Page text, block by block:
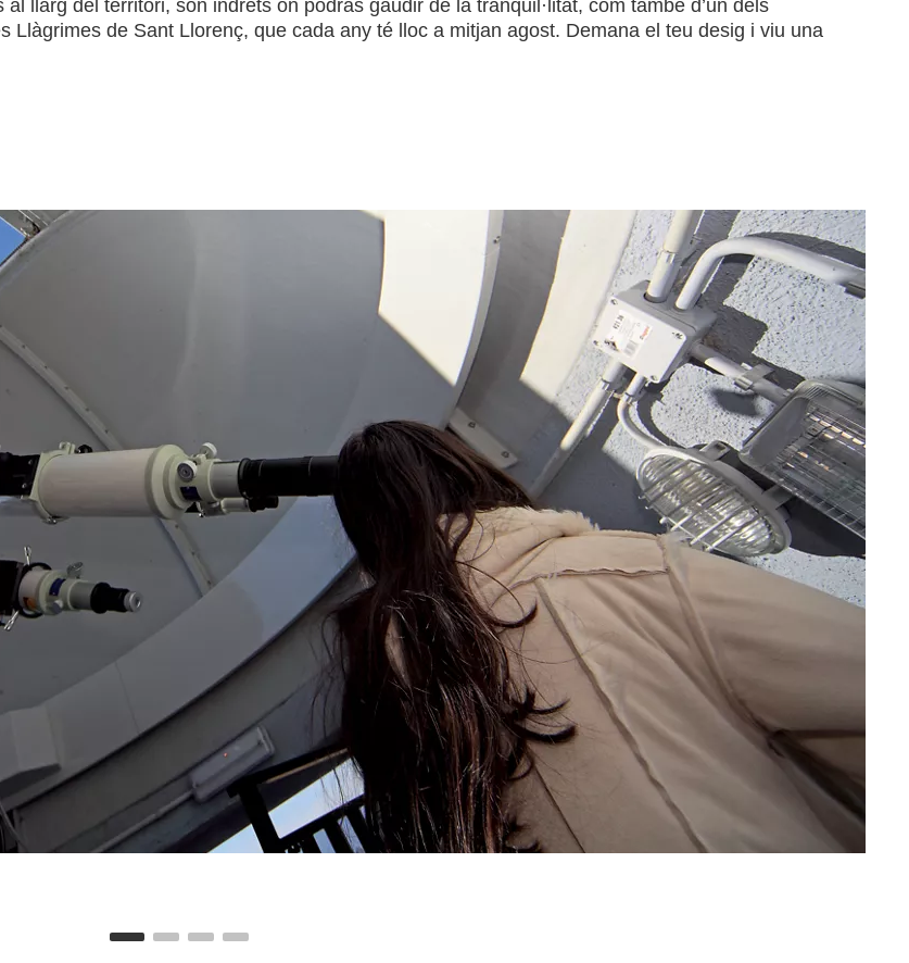
llarg del territori, són indrets on podràs gaudir de la tranquil·litat, com també d’un dels
Llàgrimes de Sant Llorenç, que cada any té lloc a mitjan agost. Demana el teu desig i viu una